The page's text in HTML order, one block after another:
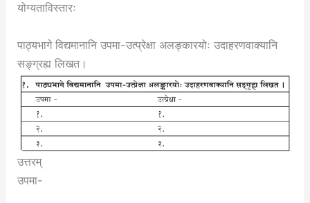
योग्यताविस्तारः
पाठ्यभागे विद्यमानानि उपमा-उत्प्रेक्षा अलङ्कारयोः उदाहरणवाक्यानि
सङ्ग्रह्य लिखत।
उत्तरम्
उपमा-